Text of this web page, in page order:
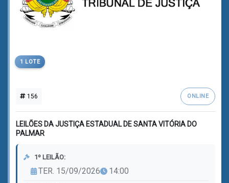
1 LOTE
156 ONLINE
LEILÕES DA JUSTIÇA ESTADUAL DE SANTA VITÓRIA DO
PALMAR
1º LEILÃO:
TER. 15/09/2026 14:00